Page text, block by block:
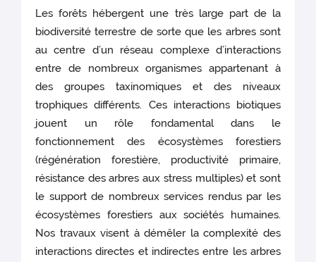
Les forêts hébergent une très large part de la
biodiversité terrestre de sorte que les arbres sont
au centre d’un réseau complexe d’interactions
entre de nombreux organismes appartenant à
des groupes taxinomiques et des niveaux
trophiques différents. Ces interactions biotiques
jouent un rôle fondamental dans le
fonctionnement des écosystèmes forestiers
(régénération forestière, productivité primaire,
résistance des arbres aux stress multiples) et sont
le support de nombreux services rendus par les
écosystèmes forestiers aux sociétés humaines.
Nos travaux visent à démêler la complexité des
interactions directes et indirectes entre les arbres